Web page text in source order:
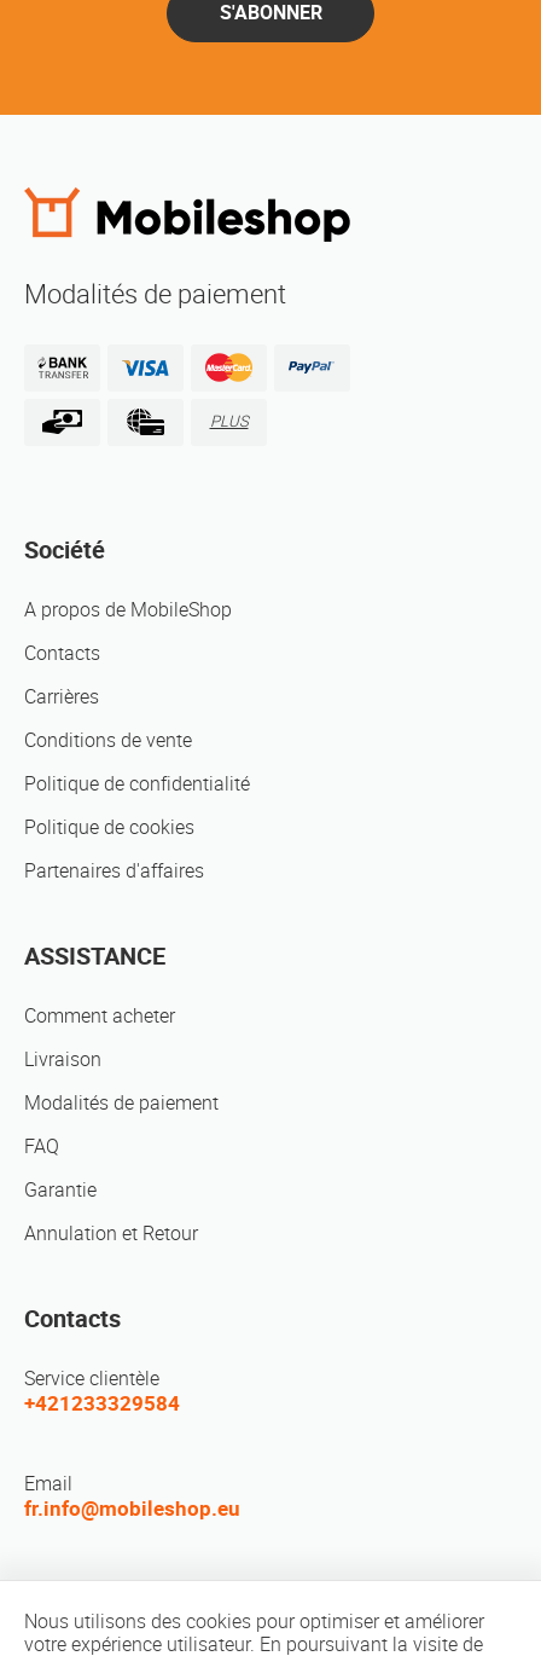
S'ABONNER
Modalités de paiement
PLUS
Société
A propos de MobileShop
Contacts
Carrières
Conditions de vente
Politique de confidentialité
Politique de cookies
Partenaires d'affaires
ASSISTANCE
Comment acheter
Livraison
Modalités de paiement
FAQ
Garantie
Annulation et Retour
Contacts
Service clientèle
+421233329584
Email
fr.info@mobileshop.eu
Nous utilisons des cookies pour optimiser et améliorer
votre expérience utilisateur. En poursuivant la visite de